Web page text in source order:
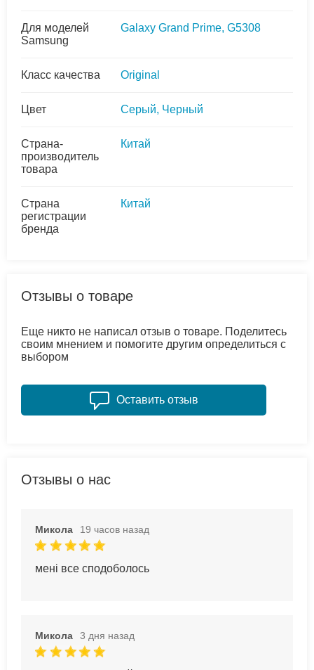
Для моделей
Samsung
Galaxy Grand Prime, G5308
Класс качества Original
Цвет Серый, Черный
Страна-
производитель
товара
Китай
Страна
регистрации
бренда
Китай
Отзывы о товаре
Еще никто не написал отзыв о товаре. Поделитесь
своим мнением и помогите другим определиться с
выбором
Оставить отзыв
Отзывы о нас
Микола 19 часов назад
мені все сподоболось
Микола 3 дня назад